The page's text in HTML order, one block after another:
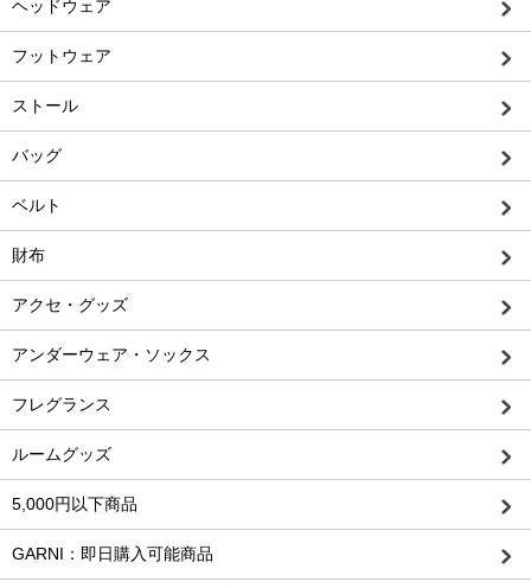
ヘッドウェア
フットウェア
ストール
バッグ
ベルト
財布
アクセ・グッズ
アンダーウェア・ソックス
フレグランス
ルームグッズ
5,000円以下商品
GARNI：即日購入可能商品